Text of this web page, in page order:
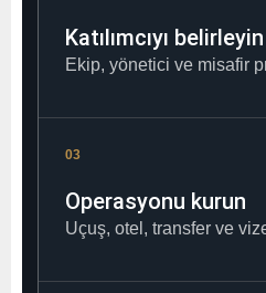
Katılımcıyı belirleyin
Ekip, yönetici ve misafir
03
Operasyonu kurun
Uçuş, otel, transfer ve vize